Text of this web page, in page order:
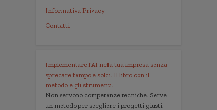
Informativa Privacy
Contatti
Implementare l'AI nella tua impresa senza
sprecare tempo e soldi. Il libro con il
metodo e gli strumenti.
Non servono competenze tecniche. Serve
un metodo per scegliere i progetti giusti,